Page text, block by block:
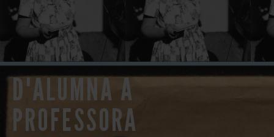
D'ALUMNA A
PROFESSORA